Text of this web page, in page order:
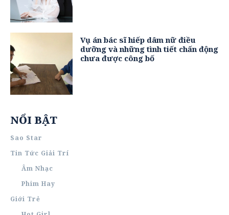
Vụ án bác sĩ hiếp dâm nữ điều
dưỡng và những tình tiết chấn động
chưa được công bố
NỔI BẬT
Sao Star
Tin Tức Giải Trí
Âm Nhạc
Phim Hay
Giới Trẻ